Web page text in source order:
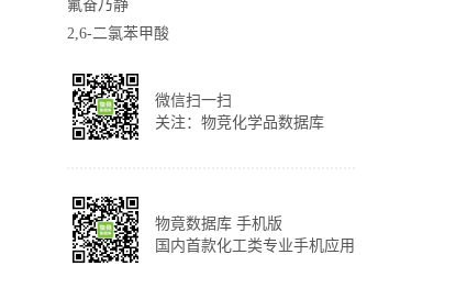
氟奋乃静
2,6-二氯苯甲酸
微信扫一扫
关注：物竞化学品数据库
物竟数据库 手机版
国内首款化工类专业手机应用